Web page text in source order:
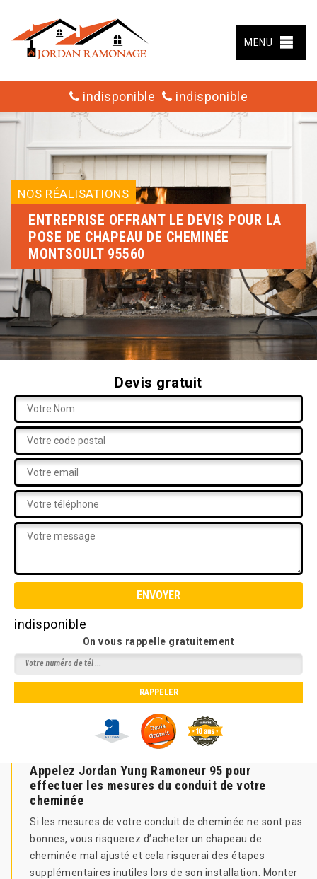
MENU
indisponible indisponible
NOS RÉALISATIONS
ENTREPRISE OFFRANT LE DEVIS POUR LA
POSE DE CHAPEAU DE CHEMINÉE
MONTSOULT 95560
Devis gratuit
indisponible
On vous rappelle gratuitement
Appelez Jordan Yung Ramoneur 95 pour
effectuer les mesures du conduit de votre
cheminée
Si les mesures de votre conduit de cheminée ne sont pas
bonnes, vous risquerez d’acheter un chapeau de
cheminée mal ajusté et cela risquerai des étapes
supplémentaires inutiles lors de son installation. Monter